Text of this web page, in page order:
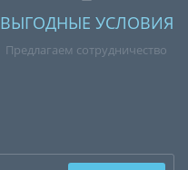
ВЫГОДНЫЕ УСЛОВИЯ
Предлагаем сотрудничество